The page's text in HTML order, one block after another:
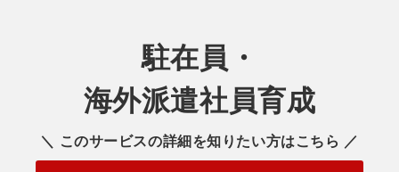
駐在員・
海外派遣社員育成
＼ このサービスの詳細を知りたい方はこちら ／